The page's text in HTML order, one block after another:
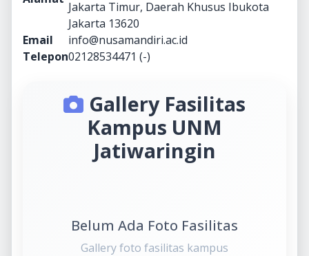
Jakarta Timur, Daerah Khusus Ibukota
Jakarta 13620
Email
info@nusamandiri.ac.id
Telepon02128534471 (-)
Gallery Fasilitas
Kampus UNM
Jatiwaringin
Belum Ada Foto Fasilitas
Gallery foto fasilitas kampus